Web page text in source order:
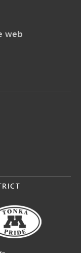
web